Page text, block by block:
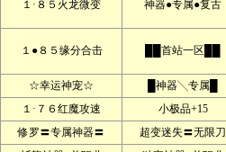
１·８５火龙微变 神器●专属●复古
１●８５缘分合击 ██首站一区██
☆幸运神宠☆ █神器╲专属█
１·７６红魔攻速
小极品+15
修罗〓专属神器〓
超变迷失〓无限刀